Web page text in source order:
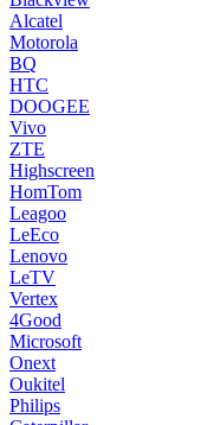
Alcatel
Motorola
BQ
HTC
DOOGEE
Vivo
ZTE
Highscreen
HomTom
Leagoo
LeEco
Lenovo
LeTV
Vertex
4Good
Microsoft
Onext
Oukitel
Philips